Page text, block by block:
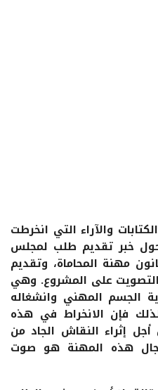
والآراء التي انخرطت
حول خبر تقديم طلب لمجلس
مهنة المحاماة، وتقديم
على المشروع. وهي
الجسم المهني وانشغاله
فإن الانخراط في هذه
إثراء النقاش الجاد من
هذه المهنة هو صوت